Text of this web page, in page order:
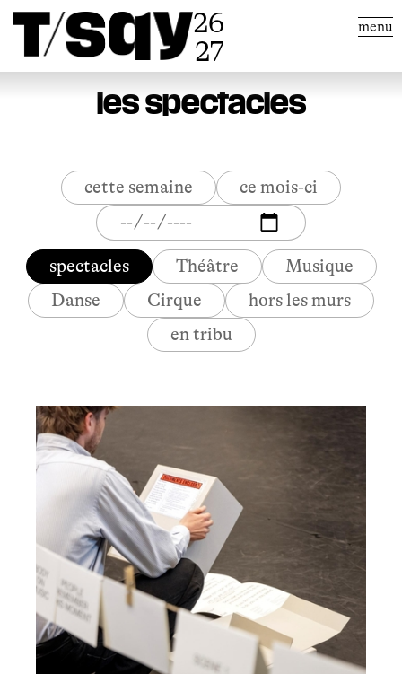
26
27
menu
les spectacles
cette semaine ce mois-ci
spectacles Théâtre
Musique
Danse
Cirque
hors les murs
en tribu